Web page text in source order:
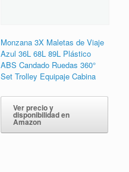
Monzana 3X Maletas de Viaje
Azul 36L 68L 89L Plástico
ABS Candado Ruedas 360°
Set Trolley Equipaje Cabina
Ver precio y
disponibilidad en
Amazon